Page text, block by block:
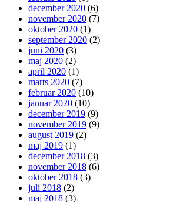
december 2020 (6)
november 2020 (7)
oktober 2020 (1)
september 2020 (2)
juni 2020 (3)
maj 2020 (2)
april 2020 (1)
marts 2020 (7)
februar 2020 (10)
januar 2020 (10)
december 2019 (9)
november 2019 (9)
august 2019 (2)
maj 2019 (1)
december 2018 (3)
november 2018 (6)
oktober 2018 (3)
juli 2018 (2)
maj 2018 (3)